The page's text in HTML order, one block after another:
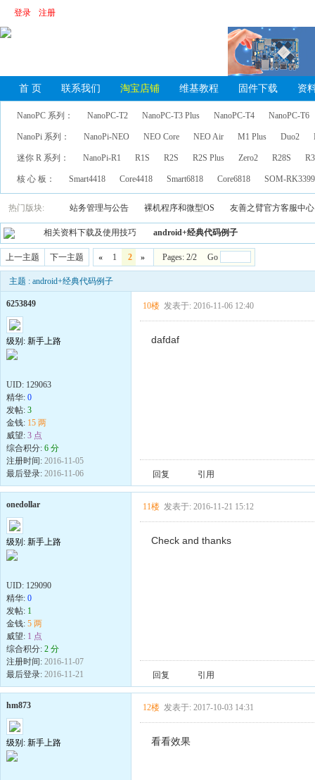
登录 注册
首 页 联系我们 淘宝店铺 维基教程 固件下载 资
NanoPC 系列： NanoPC-T2 NanoPC-T3 Plus NanoPC-T4 NanoPC-T6
NanoPi 系列： NanoPi-NEO NEO Core NEO Air M1 Plus Duo2
迷你 R 系列： NanoPi-R1 R1S R2S R2S Plus Zero2 R28S
核 心 板： Smart4418 Core4418 Smart6818 Core6818 SOM-
热门版块: 站务管理与公告 裸机程序和微型OS 友善之臂官方客服中心
相关资料下载及使用技巧 android+经典代码例子
上一主题 下一主题 « 1 2 » Pages: 2/2 Go
主题 : android+经典代码例子
6253849
级别: 新手上路
UID: 129063
精华: 0
发帖: 3
金钱: 15 两
威望: 3 点
综合积分: 6 分
注册时间: 2016-11-05
最后登录: 2016-11-06
10楼 发表于: 2016-11-06 12:40
dafdaf
回复 引用
onedollar
级别: 新手上路
UID: 129090
精华: 0
发帖: 1
金钱: 5 两
威望: 1 点
综合积分: 2 分
注册时间: 2016-11-07
最后登录: 2016-11-21
11楼 发表于: 2016-11-21 15:12
Check and thanks
回复 引用
hm873
级别: 新手上路
12楼 发表于: 2017-10-03 14:31
看看效果